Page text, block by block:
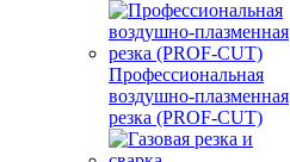
Профессиональная
воздушно-плазменная
резка (PROF-CUT)